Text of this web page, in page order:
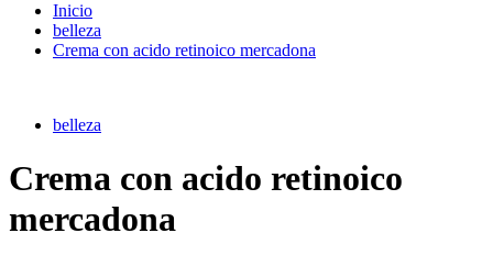
Inicio
belleza
Crema con acido retinoico mercadona
belleza
Crema con acido retinoico
mercadona